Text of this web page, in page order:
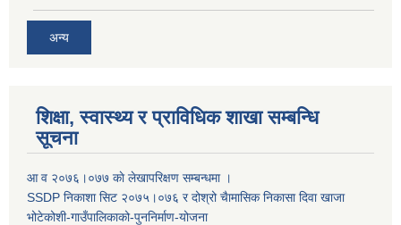
अन्य
शिक्षा, स्वास्थ्य र प्राविधिक शाखा सम्बन्धि
सूचना
आ व २०७६।०७७ काे लेखापरिक्षण सम्बन्धमा ।
SSDP निकाशा सिट २०७५।०७६ र दोश्रो चैामासिक निकासा दिवा खाजा
भोटेकोशी-गाउँपालिकाको-पुननिर्माण-योजना